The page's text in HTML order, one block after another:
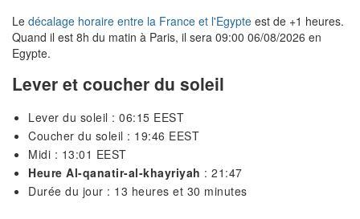
Le décalage horaire entre la France et l'Egypte est de +1 heures.
Quand il est 8h du matin à Paris, il sera 09:00 06/08/2026 en
Egypte.
Lever et coucher du soleil
Lever du soleil : 06:15 EEST
Coucher du soleil : 19:46 EEST
Midi : 13:01 EEST
Heure Al-qanatir-al-khayriyah : 21:47
Durée du jour : 13 heures et 30 minutes